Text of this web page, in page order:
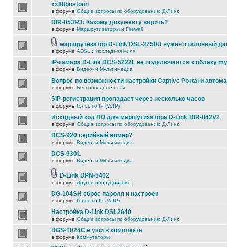
xx88bostonn
в форуме Общие вопросы по оборудованию Д-Линк
DIR-853R3: Какому документу верить?
в форуме Маршрутизаторы и Firewall
маршрутизатор D-Link DSL-2750U нужен эталонный
в форуме ADSL и последняя миля
IP-камера D-Link DCS-5222L не подключается к облаку
в форуме Видео- и Мультимедиа
Вопрос по возможности настройки Captive Portal и
в форуме Беспроводные сети
SIP-регистрация пропадает через несколько часов
в форуме Голос по IP (VoIP)
Исходный код ПО для маршутизатора D-Link DIR-842V2
в форуме Общие вопросы по оборудованию Д-Линк
DCS-920 серийный номер?
в форуме Видео- и Мультимедиа
DCS-930L
в форуме Видео- и Мультимедиа
D-Link DPN-5402
в форуме Другое оборудование
DG-104SH сброс пароля и настроек
в форуме Голос по IP (VoIP)
Настройка D-Link DSL2640
в форуме Общие вопросы по оборудованию Д-Линк
DGS-1024C и уши в комплекте
в форуме Коммутаторы